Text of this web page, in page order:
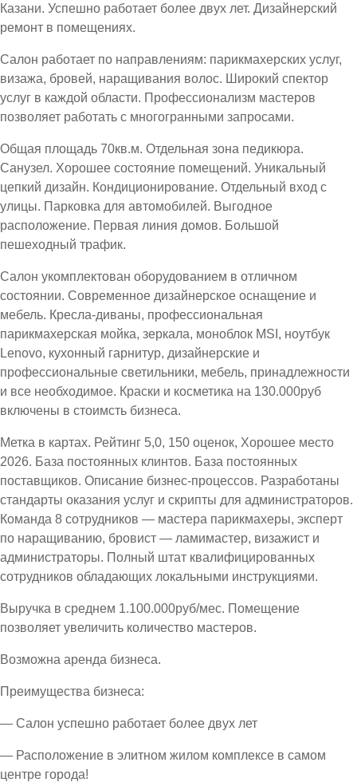
Казани. Успешно работает более двух лет. Дизайнерский
ремонт в помещениях.
Салон работает по направлениям: парикмахерских услуг,
визажа, бровей, наращивания волос. Широкий спектор
услуг в каждой области. Профессионализм мастеров
позволяет работать с многогранными запросами.
Общая площадь 70кв.м. Отдельная зона педикюра.
Санузел. Хорошее состояние помещений. Уникальный
цепкий дизайн. Кондиционирование. Отдельный вход с
улицы. Парковка для автомобилей. Выгодное
расположение. Первая линия домов. Большой
пешеходный трафик.
Салон укомплектован оборудованием в отличном
состоянии. Современное дизайнерское оснащение и
мебель. Кресла-диваны, профессиональная
парикмахерская мойка, зеркала, моноблок MSI, ноутбук
Lenovo, кухонный гарнитур, дизайнерские и
профессиональные светильники, мебель, принадлежности
и все необходимое. Краски и косметика на 130.000руб
включены в стоимсть бизнеса.
Метка в картах. Рейтинг 5,0, 150 оценок, Хорошее место
2026. База постоянных клинтов. База постоянных
поставщиков. Описание бизнес-процессов. Разработаны
стандарты оказания услуг и скрипты для администраторов.
Команда 8 сотрудников — мастера парикмахеры, эксперт
по наращиванию, бровист — ламимастер, визажист и
администраторы. Полный штат квалифицированных
сотрудников обладающих локальными инструкциями.
Выручка в среднем 1.100.000руб/мес. Помещение
позволяет увеличить количество мастеров.
Возможна аренда бизнеса.
Преимущества бизнеса:
— Салон успешно работает более двух лет
— Расположение в элитном жилом комплексе в самом
центре города!